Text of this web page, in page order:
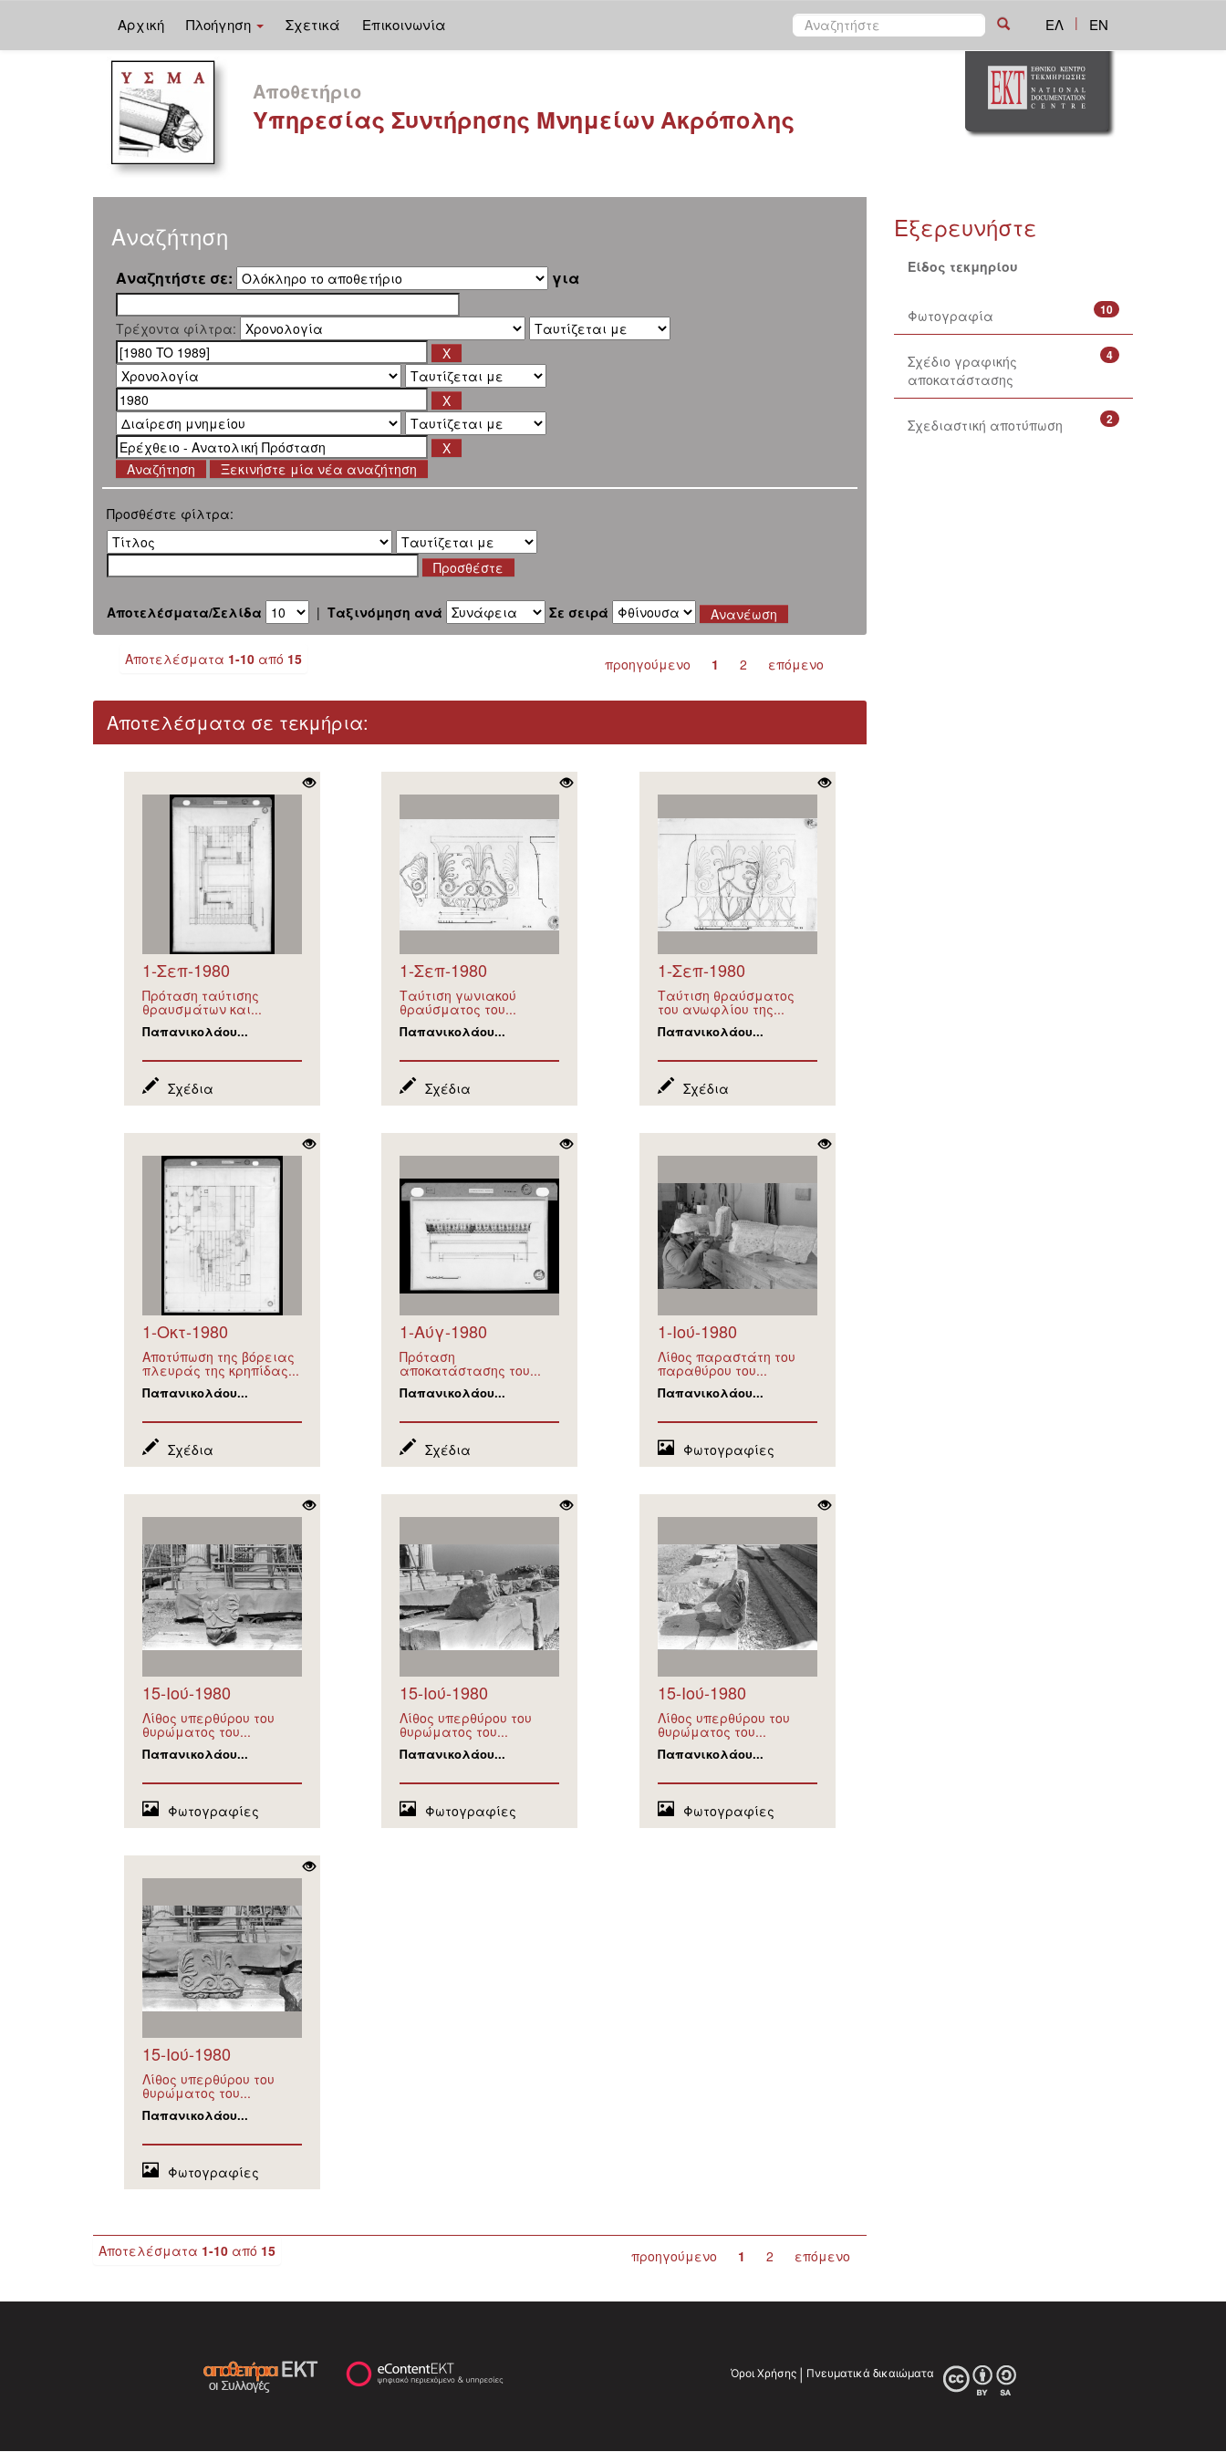
Αρχική Πλοήγηση Σχετικά Επικοινωνία ΕΛ | EN
Αποθετήριο
Υπηρεσίας Συντήρησης Μνημείων Ακρόπολης
Αναζήτηση
Αναζητήστε σε: για
Τρέχοντα φίλτρα:
Ξεκινήστε μία νέα αναζήτηση
Προσθέστε φίλτρα:
Αποτελέσματα/Σελίδα | Ταξινόμηση ανά Σε σειρά
Αποτελέσματα 1-10 από 15 προηγούμενο 1 2 επόμενο
Αποτελέσματα σε τεκμήρια:
1-Σεπ-1980
Πρόταση ταύτισης
θραυσμάτων και...
Παπανικολάου...
Σχέδια
1-Σεπ-1980
Ταύτιση γωνιακού
θραύσματος του...
Παπανικολάου...
Σχέδια
1-Σεπ-1980
Ταύτιση θραύσματος
του ανωφλίου της...
Παπανικολάου...
Σχέδια
1-Οκτ-1980
Αποτύπωση της βόρειας
πλευράς της κρηπίδας...
Παπανικολάου...
Σχέδια
1-Αύγ-1980
Πρόταση
αποκατάστασης του...
Παπανικολάου...
Σχέδια
1-Ιού-1980
Λίθος παραστάτη του
παραθύρου του...
Παπανικολάου...
Φωτογραφίες
15-Ιού-1980
Λίθος υπερθύρου του
θυρώματος του...
Παπανικολάου...
Φωτογραφίες
15-Ιού-1980
Λίθος υπερθύρου του
θυρώματος του...
Παπανικολάου...
Φωτογραφίες
15-Ιού-1980
Λίθος υπερθύρου του
θυρώματος του...
Παπανικολάου...
Φωτογραφίες
15-Ιού-1980
Λίθος υπερθύρου του
θυρώματος του...
Παπανικολάου...
Φωτογραφίες
Αποτελέσματα 1-10 από 15 προηγούμενο 1 2 επόμενο
Εξερευνήστε
Είδος τεκμηρίου
10
Φωτογραφία
4
Σχέδιο γραφικής
αποκατάστασης
2
Σχεδιαστική αποτύπωση